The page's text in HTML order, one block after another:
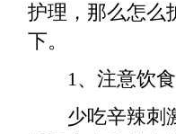
护理，那么怎么
下。
1、注意饮食
少吃辛辣刺激